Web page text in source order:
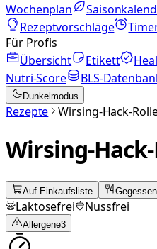
Wochenplan
Rezeptvorschläge
Für Profis
Übersicht
Etikett
Nutri-Score
BLS-
Dunkelmodus
Rezepte Wirsing-Hack-
Wirsing-
Auf Einkaufsliste
Laktosefrei Nussfrei
Allergene3